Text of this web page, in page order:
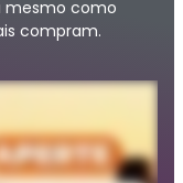
mesmo como
compram.